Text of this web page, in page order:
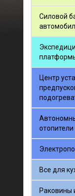
Силовой
Центр
Все для
Раковины